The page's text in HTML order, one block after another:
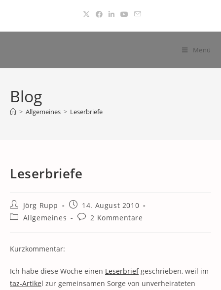
springen
Menü
Blog
> Allgemeines > Leserbriefe
Leserbriefe
Beitrags-
Autor:
Jörg Rupp
Beitrag
veröffentlicht:
14. August 2010
Beitrags-
Allgemeines
Beitrags-
2 Kommentare
Kurzkommentar:
Ich habe diese Woche einen Leserbriefgeschrieben, weil im
taz-Artikel zur gemeinsamen Sorge von unverheirateten